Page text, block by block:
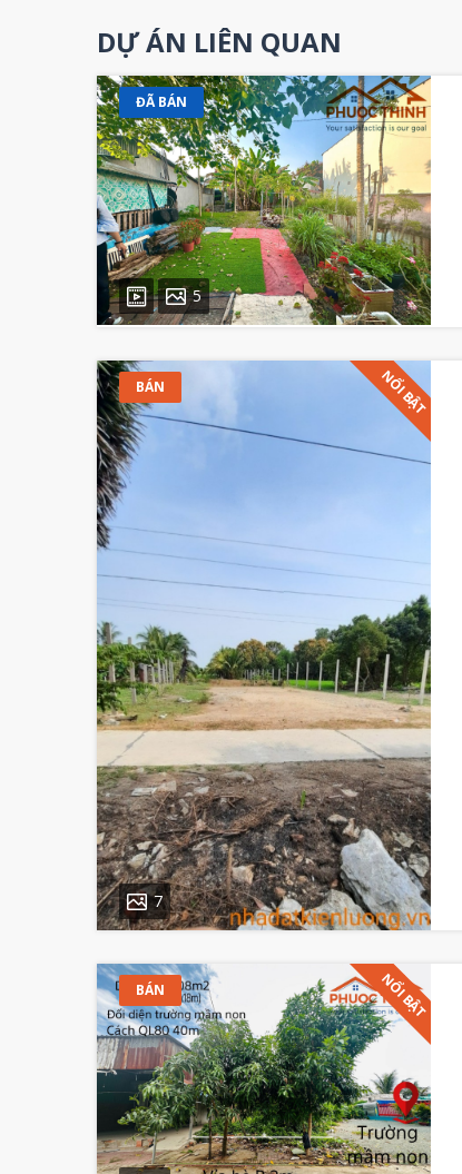
DỰ ÁN LIÊN QUAN
ĐÃ BÁN
5
BÁN NỔI BẬT
7
BÁN NỔI BẬT